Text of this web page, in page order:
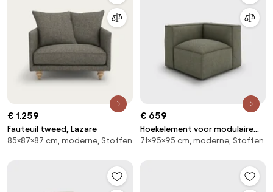
€ 1.259
Fauteuil tweed, Lazare
85×87×87 cm, moderne, Stoffen
€ 659
Hoekelement voor modulaire
bank, in structuurstof, Seven
71×95×95 cm, moderne, Stoffen